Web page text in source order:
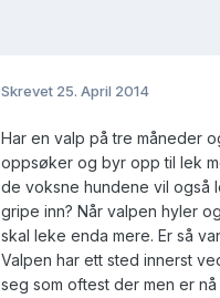
Skrevet 25. April 2014
Har en valp på tre måneder
oppsøker og byr opp til lek
de voksne hundene vil også
gripe inn? Når valpen hyler
skal leke enda mere. Er så
Valpen har ett sted innerst
seg som oftest der men er